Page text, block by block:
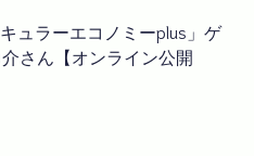
ュラーエコノミーplus」ゲ
さん【オンライン公開